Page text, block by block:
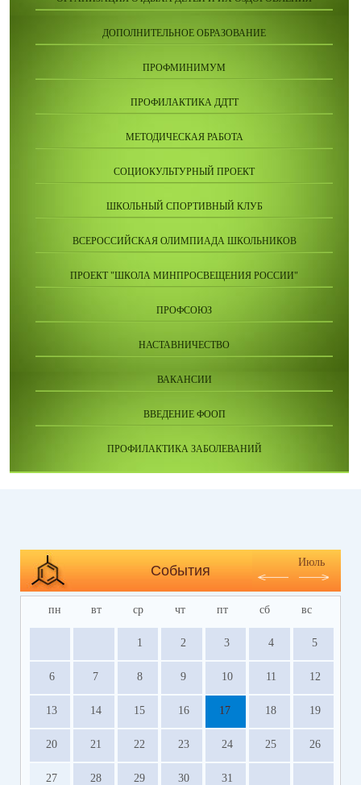
ДОПОЛНИТЕЛЬНОЕ ОБРАЗОВАНИЕ
ПРОФМИНИМУМ
ПРОФИЛАКТИКА ДДТТ
МЕТОДИЧЕСКАЯ РАБОТА
СОЦИОКУЛЬТУРНЫЙ ПРОЕКТ
ШКОЛЬНЫЙ СПОРТИВНЫЙ КЛУБ
ВСЕРОССИЙСКАЯ ОЛИМПИАДА ШКОЛЬНИКОВ
ПРОЕКТ "ШКОЛА МИНПРОСВЕЩЕНИЯ РОССИИ"
ПРОФСОЮЗ
НАСТАВНИЧЕСТВО
ВАКАНСИИ
ВВЕДЕНИЕ ФООП
ПРОФИЛАКТИКА ЗАБОЛЕВАНИЙ
События
Июль
пн вт ср чт пт сб вс
1 2 3 4 5
6 7 8 9 10 11 12
13 14 15 16 17 18 19
20 21 22 23 24 25 26
27 28 29 30 31